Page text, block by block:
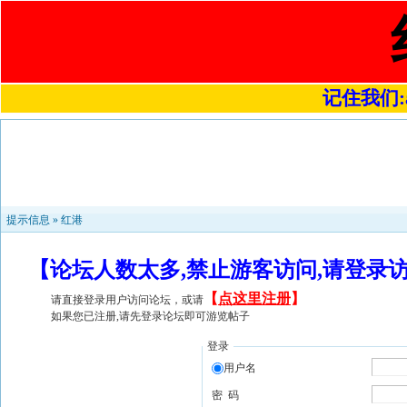
记住我们
提示信息 » 红港
【论坛人数太多,禁止游客访问,请登
请直接登录用户访问论坛，或请 【 点这里注册】
如果您已注册,请先登录论坛即可游览帖子
登录
用户名
密 码